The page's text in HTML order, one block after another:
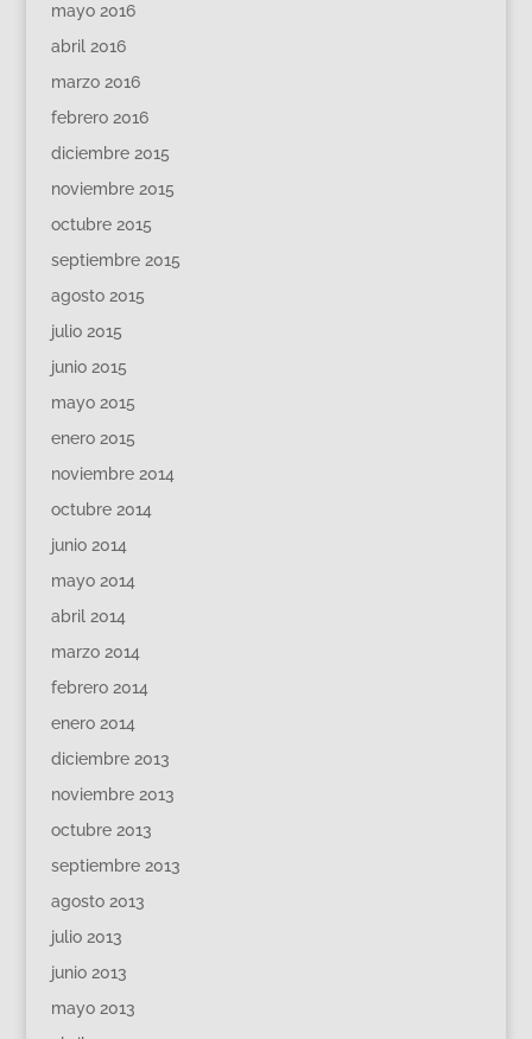
mayo 2016
abril 2016
marzo 2016
febrero 2016
diciembre 2015
noviembre 2015
octubre 2015
septiembre 2015
agosto 2015
julio 2015
junio 2015
mayo 2015
enero 2015
noviembre 2014
octubre 2014
junio 2014
mayo 2014
abril 2014
marzo 2014
febrero 2014
enero 2014
diciembre 2013
noviembre 2013
octubre 2013
septiembre 2013
agosto 2013
julio 2013
junio 2013
mayo 2013